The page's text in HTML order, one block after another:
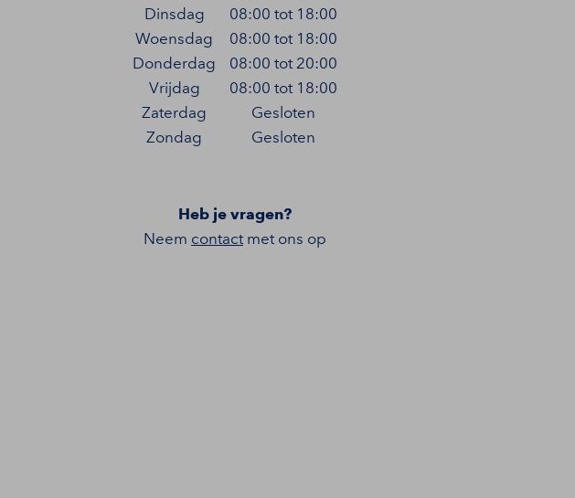
Dinsdag
Woensdag
Donderdag
Vrijdag
Zaterdag
Zondag
08:00 tot 18:00
08:00 tot 18:00
08:00 tot 20:00
08:00 tot 18:00
Gesloten
Gesloten
Heb je vragen?
Neem contact met ons op